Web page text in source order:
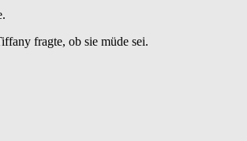
fragte, ob sie müde sei.